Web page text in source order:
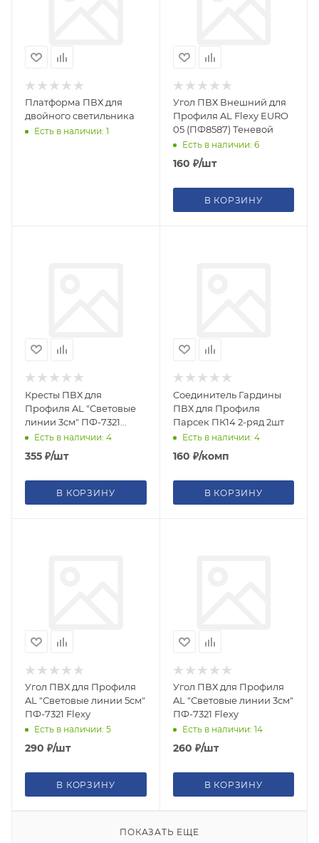
Платформа ПВХ для
двойного светильника
Есть в наличии: 1
Угол ПВХ Внешний для
Профиля AL Flexy EURO
05 (ПФ8587) Теневой
Есть в наличии: 6
160 ₽/шт
В КОРЗИНУ
Кресты ПВХ для
Профиля AL "Световые
линии 3см" ПФ-7321
Flexy
Есть в наличии: 4
355 ₽/шт
В КОРЗИНУ
Соединитель Гардины
ПВХ для Профиля
Парсек ПК14 2-ряд 2шт
Есть в наличии: 4
160 ₽/комп
В КОРЗИНУ
Угол ПВХ для Профиля
AL "Световые линии 5см"
ПФ-7321 Flexy
Есть в наличии: 5
290 ₽/шт
В КОРЗИНУ
Угол ПВХ для Профиля
AL "Световые линии 3см"
ПФ-7321 Flexy
Есть в наличии: 14
260 ₽/шт
В КОРЗИНУ
ПОКАЗАТЬ ЕЩЕ